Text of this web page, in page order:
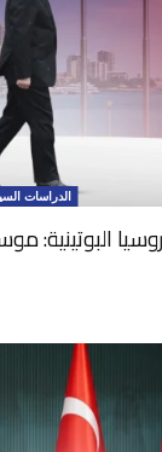
الدراسات
البوتينية: